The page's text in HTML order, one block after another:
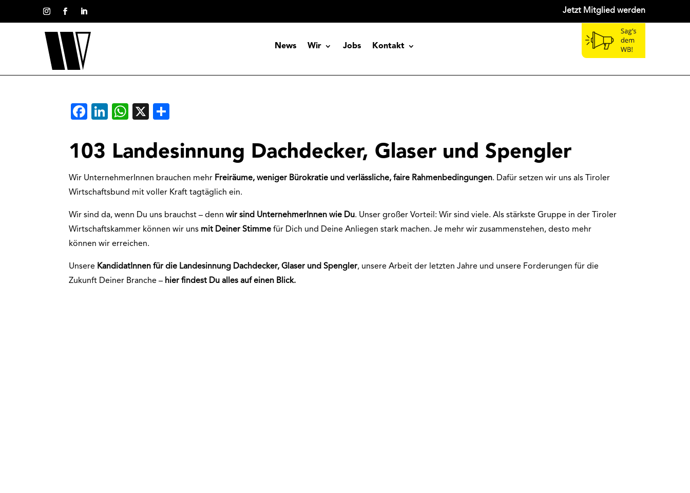
Jetzt Mitglied werden
News Wir Jobs Kontakt
Facebook
LinkedIn
WhatsApp
X
103 Landesinnung Dachdecker, Glaser und Spengler
Wir UnternehmerInnen brauchen mehr Freiräume, weniger Bürokratie und verlässliche, faire Rahmenbedingungen. Dafür setzen wir uns als Tiroler
Wirtschaftsbund mit voller Kraft tagtäglich ein.
Wir sind da, wenn Du uns brauchst – dennwir sind UnternehmerInnen wie Du. Unser großer Vorteil: Wir sind viele. Als stärkste Gruppe in der Tiroler
Wirtschaftskammer können wir uns mit Deiner Stimmefür Dich und Deine Anliegen stark machen. Je mehr wir zusammenstehen, desto mehr
können wir erreichen.
Unsere KandidatInnen für die Landesinnung Dachdecker, Glaser und Spengler, unsere Arbeit der letzten Jahre und unsere Forderungen für die
Zukunft Deiner Branche – hier findest Du alles auf einen Blick.